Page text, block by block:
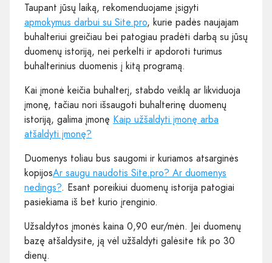
Taupant jūsų laiką, rekomenduojame įsigyti
apmokymus darbui su Site.pro, kurie padės naujajam
buhalteriui greičiau bei patogiau pradėti darbą su jūsų
duomenų istoriją, nei perkelti ir apdoroti turimus
buhalterinius duomenis į kitą programą.
Kai įmonė keičia buhalterį, stabdo veiklą ar likviduoja
įmonę, tačiau nori išsaugoti buhalterinę duomenų
istoriją, galima įmonę Kaip užšaldyti įmonę arba
atšaldyti įmonę?
Duomenys toliau bus saugomi ir kuriamos atsarginės
kopijosAr saugu naudotis Site.pro? Ar duomenys
nedings?. Esant poreikiui duomenų istorija patogiai
pasiekiama iš bet kurio įrenginio.
Užsaldytos įmonės kaina 0,90 eur/mėn. Jei duomenų
bazę atšaldysite, ją vėl užšaldyti galėsite tik po 30
dienų.